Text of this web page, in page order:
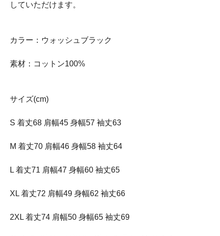
していただけます。
カラー：ウォッシュブラック
素材：コットン100%
サイズ(cm)
S 着丈68 肩幅45 身幅57 袖丈63
M 着丈70 肩幅46 身幅58 袖丈64
L 着丈71 肩幅47 身幅60 袖丈65
XL 着丈72 肩幅49 身幅62 袖丈66
2XL 着丈74 肩幅50 身幅65 袖丈69